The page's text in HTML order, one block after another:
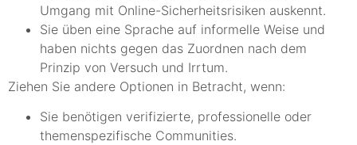
Umgang mit Online-Sicherheitsrisiken auskennt.
Sie üben eine Sprache auf informelle Weise und
haben nichts gegen das Zuordnen nach dem
Prinzip von Versuch und Irrtum.
Ziehen Sie andere Optionen in Betracht, wenn:
Sie benötigen verifizierte, professionelle oder
themenspezifische Communities.